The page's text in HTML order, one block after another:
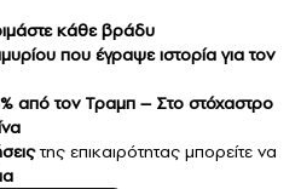
κάθε βράδυ
που έγραψε ιστορία για τον
από τον Τραμπ – Στο στόχαστρο
της επικαιρότητας μπορείτε να